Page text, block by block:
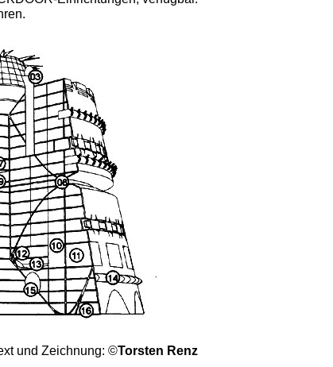
und Zeichnung: ©Torsten Renz